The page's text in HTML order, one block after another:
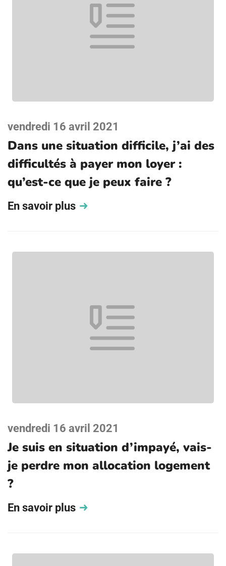
vendredi 16 avril 2021
Dans une situation difficile, j’ai des
difficultés à payer mon loyer :
qu’est-ce que je peux faire ?
En savoir plus
vendredi 16 avril 2021
Je suis en situation d’impayé, vais-
je perdre mon allocation logement
?
En savoir plus